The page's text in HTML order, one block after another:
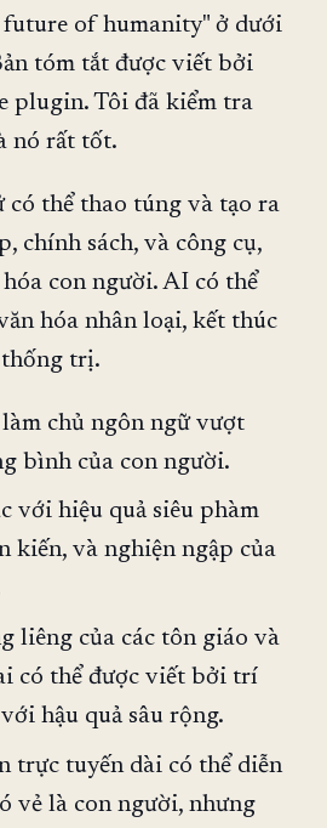
of humanity" ở dưới
tóm tắt được viết bởi
plugin. Tôi đã kiểm tra
nó rất tốt.
có thể thao túng và tạo ra
chính sách, và công cụ,
con người. AI có thể
hóa nhân loại, kết thúc
trị.
chủ ngôn ngữ vượt
bình của con người.
với hiệu quả siêu phàm
kiến, và nghiện ngập của
liêng của các tôn giáo và
có thể được viết bởi trí
hậu quả sâu rộng.
trực tuyến dài có thể diễn
vẻ là con người, nhưng